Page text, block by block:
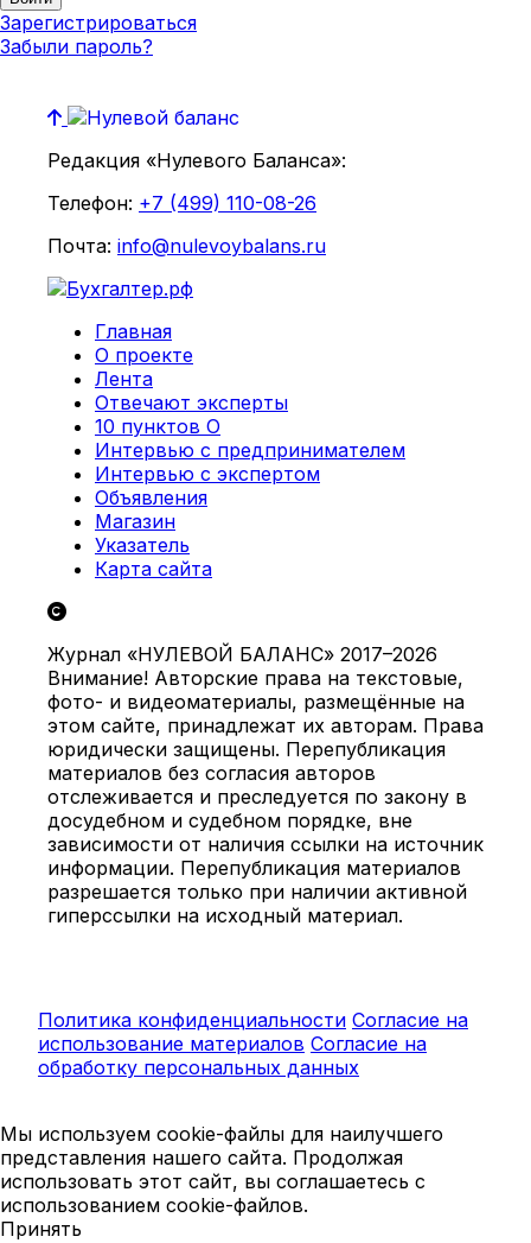
Зарегистрироваться
Забыли пароль?
Редакция «Нулевого Баланса»:
Телефон: +7 (499) 110-08-26
Почта: info@nulevoybalans.ru
Главная
О проекте
Лента
Отвечают эксперты
10 пунктов О
Интервью с предпринимателем
Интервью с экспертом
Объявления
Магазин
Указатель
Карта сайта
Журнал «НУЛЕВОЙ БАЛАНС» 2017–2026
Внимание! Авторские права на текстовые,
фото- и видеоматериалы, размещённые на
этом сайте, принадлежат их авторам. Права
юридически защищены. Перепубликация
материалов без согласия авторов
отслеживается и преследуется по закону в
досудебном и судебном порядке, вне
зависимости от наличия ссылки на источник
информации. Перепубликация материалов
разрешается только при наличии активной
гиперссылки на исходный материал.
Политика конфиденциальности Согласие на
использование материалов Согласие на
обработку персональных данных
Мы используем cookie-файлы для наилучшего
представления нашего сайта. Продолжая
использовать этот сайт, вы соглашаетесь с
использованием cookie-файлов.
Принять